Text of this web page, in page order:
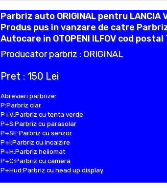
Parbriz auto ORIGINAL pentru LANCIA
Produs pus in vanzare de catre
Autocare in OTOPENI ILFOV cod postal
Producator parbriz : ORIGINAL
Pret : 150 Lei
Abrevieri parbrize:
P:Parbriz clar
P+V:Parbriz cu tenta verde
P+S:Parbriz cu parasolar
P+SE:Parbriz cu senzor
P+I:Parbriz cu incalzire
P+H:Parbriz heliomat
P+C:Parbriz cu camera
P+Hud:Parbriz cu head up display